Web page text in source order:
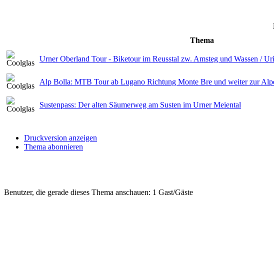
Thema
Urner Oberland Tour - Biketour im Reusstal zw. Amsteg und Wassen / Uri
Alp Bolla: MTB Tour ab Lugano Richtung Monte Bre und weiter zur
Sustenpass: Der alten Säumerweg am Susten im Urner Meiental
Druckversion anzeigen
Thema abonnieren
Benutzer, die gerade dieses Thema anschauen: 1 Gast/Gäste